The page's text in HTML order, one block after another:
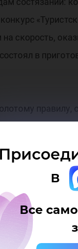
в
Все
на скорость,
в
этапы,
под гитару